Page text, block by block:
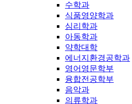
수학과
식품영양학과
심리학과
아동학과
약학대학
에너지환경공학과
영어영문학부
융합전공학부
음악과
의류학과